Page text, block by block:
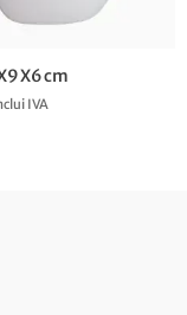
IVA